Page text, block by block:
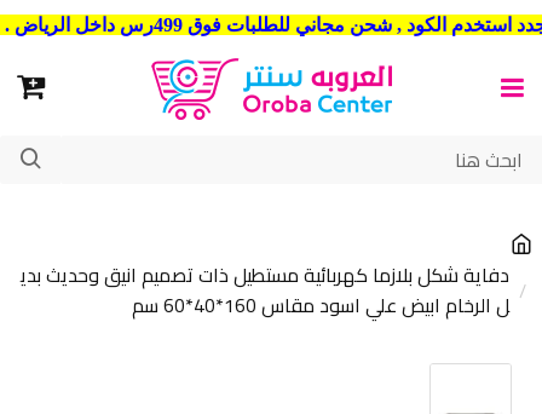
شحن مجاني للطلبات فوق 499رس داخل الرياض . وشحن الي جميع مدن المملكة العربية السعودية
دفاية شكل بلازما كهربائية مستطيل ذات تصميم انيق وحديث بدي
ل الرخام ابيض علي اسود مقاس 160*40*60 سم